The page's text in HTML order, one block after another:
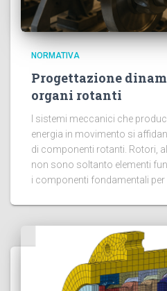
NORMATIVA
Progettazione
organi rotanti
I sistemi meccanici che
energia in movimento si
di componenti rotanti. Rotori,
non sono soltanto elementi
i componenti fondamentali per